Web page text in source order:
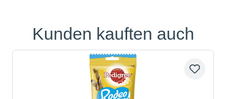
Produktgalerie überspringen
Kunden kauften auch